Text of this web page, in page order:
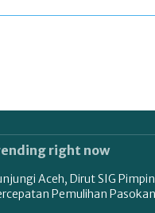
right now
Aceh, Dirut SIG
Pemulihan